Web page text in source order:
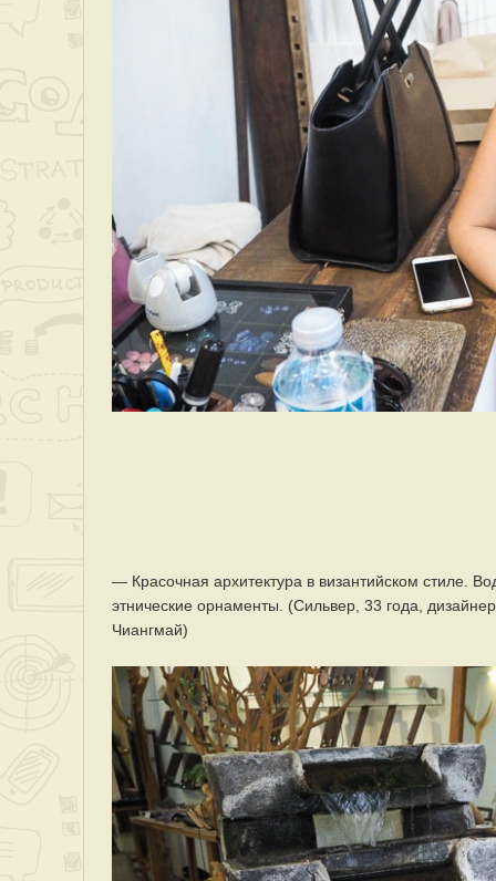
— Красочная архитектура в византийском стиле.
этнические орнаменты. (Сильвер, 33 года,
Чиангмай)